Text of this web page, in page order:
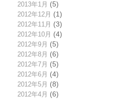
2013年1月 (5)
2012年12月 (1)
2012年11月 (3)
2012年10月 (4)
2012年9月 (5)
2012年8月 (6)
2012年7月 (5)
2012年6月 (4)
2012年5月 (8)
2012年4月 (6)